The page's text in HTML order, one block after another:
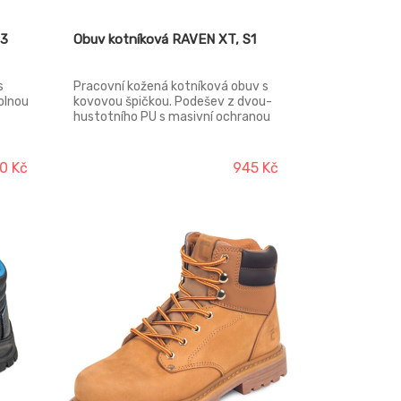
Kč
Obuv kotníková RAVEN XT, S1
Pracovní kožená kotníková obuv s
kovovou špičkou. Podešev z dvou-
hustotního PU s masivní ochranou
dvouhustotní polyuretan Podšívka:
polyester mesh Norma: EN ISO
945 Kč